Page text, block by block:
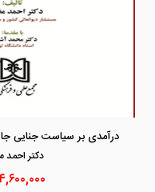
دكتر احمد